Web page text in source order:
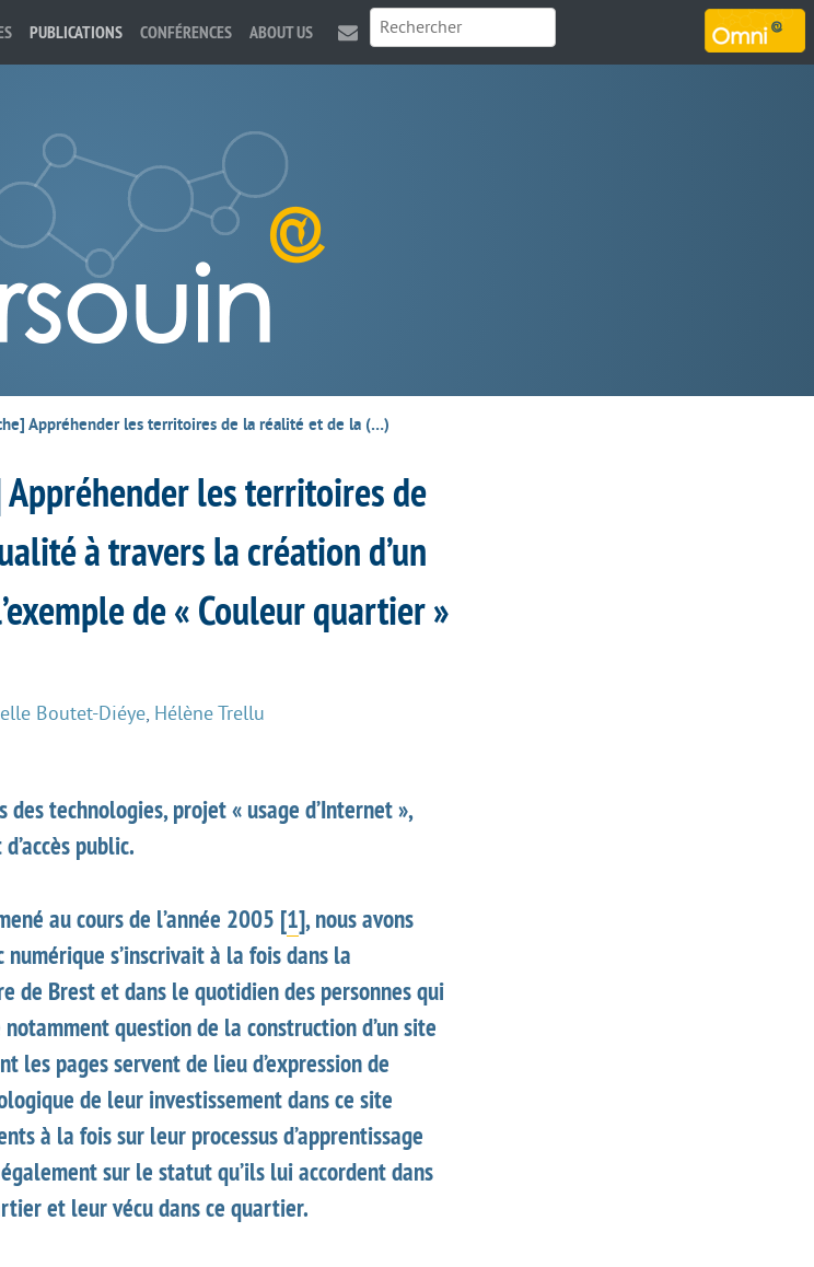
PUBLICATIONS CONFÉRENCES ABOUT US
Appréhender les territoires de la réalité et de la (…)
les territoires de
à travers la création d’un
de « Couleur quartier »
Boutet-Diéye Hélène Trellu
technologies, projet « usage d’Internet »,
public.
au cours de l’année 2005 [1], nous avons
s’inscrivait à la fois dans la
de Brest et dans le quotidien des personnes qui
question de la construction d’un site
les pages servent de lieu d’expression de
de leur investissement dans ce site
à la fois sur leur processus d’apprentissage
sur le statut qu’ils lui accordent dans
et leur vécu dans ce quartier.